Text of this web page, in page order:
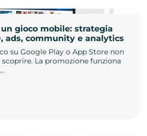
gioco mobile: strategia
ads, community e analytics
su Google Play o App Store non
La promozione funziona